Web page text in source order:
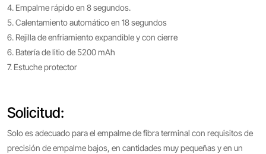
4. Empalme rápido en 8 segundos.
5. Calentamiento automático en 18 segundos
6. Rejilla de enfriamiento expandible y con cierre
6. Batería de litio de 5200 mAh
7. Estuche protector
Solicitud:
Solo es adecuado para el empalme de fibra terminal con requisitos de
precisión de empalme bajos, en cantidades muy pequeñas y en un